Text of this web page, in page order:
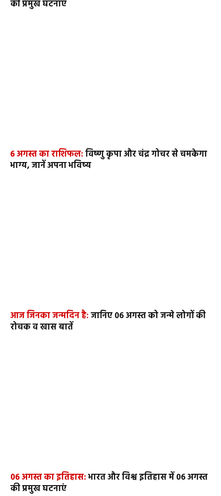
की प्रमुख घटनाएं
6 अगस्त का राशिफल:विष्णु कृपा और चंद्र गोचर से चमकेगा
भाग्य, जानें अपना भविष्य
आज जिनका जन्मदिन है:जानिए 06 अगस्त को जन्मे लोगों की
रोचक व खास बातें
06 अगस्त का इतिहास:भारत और विश्व इतिहास में 06 अगस्त
की प्रमुख घटनाएं